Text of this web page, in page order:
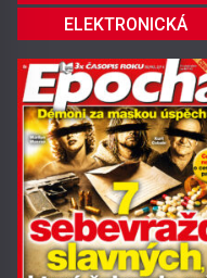
ELEKTRONICKÁ